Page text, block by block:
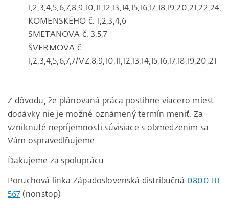
KOMENSKÉHO č. 1,2,3,4,6
SMETANOVA č. 3,5,7
ŠVERMOVA č.
1,2,3,4,5,6,7,7/VZ,8,9,10,11,12,13,14,15,16,17,18,19,20,21
Z dôvodu, že plánovaná práca postihne viacero miest
dodávky nie je možné oznámený termín meniť. Za
vzniknuté nepríjemnosti súvisiace s obmedzením sa
Vám ospravedlňujeme.
Ďakujeme za spoluprácu.
Poruchová linka Západoslovenská distribučná 0800 111
567 (nonstop)